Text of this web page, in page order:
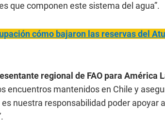
que componen este sistema del agua”.
cómo bajaron las reservas del
regional de FAO para América
encuentros mantenidos en Chile y
nuestra responsabilidad poder apoyar a